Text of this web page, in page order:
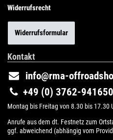
Widerrufsrecht
Widerrufsformular
Kontakt
info@rma-
+49 (0) 3762-
Montag bis Freitag von 8.30 bis 17.30
Anrufe aus dem dt. Festnetz zum
ggf. abweichend (abhängig vom